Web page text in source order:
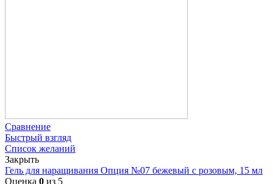
Сравнение
Быстрый взгляд
Список желаний
Закрыть
Гель для наращивания Опция №07 бежевый с розовым, 15 мл
Оценка 0 из 5